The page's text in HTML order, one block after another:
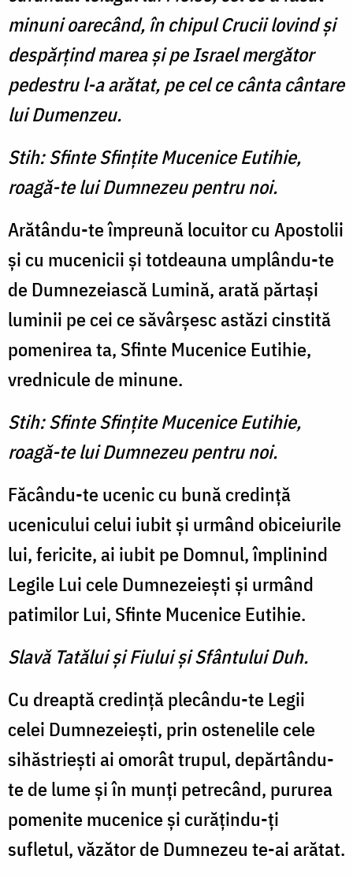
minuni oarecând, în chipul Crucii lovind şi
despărţind marea şi pe Israel mergător
pedestru l-a arătat, pe cel ce cânta cântare
lui Dumenzeu.
Stih: Sfinte Sfinţite Mucenice Eutihie,
roagă-te lui Dumnezeu pentru noi.
Arătându-te împreună locuitor cu Apostolii
şi cu mucenicii şi totdeauna umplându-te
de Dumnezeiască Lumină, arată părtaşi
luminii pe cei ce săvârşesc astăzi cinstită
pomenirea ta, Sfinte Mucenice Eutihie,
vrednicule de minune.
Stih: Sfinte Sfinţite Mucenice Eutihie,
roagă-te lui Dumnezeu pentru noi.
Făcându-te ucenic cu bună credinţă
ucenicului celui iubit şi urmând obiceiurile
lui, fericite, ai iubit pe Domnul, împlinind
Legile Lui cele Dumnezeieşti şi urmând
patimilor Lui, Sfinte Mucenice Eutihie.
Slavă Tatălui şi Fiului şi Sfântului Duh.
Cu dreaptă credinţă plecându-te Legii
celei Dumnezeieşti, prin ostenelile cele
sihăstrieşti ai omorât trupul, depărtându-
te de lume şi în munţi petrecând, pururea
pomenite mucenice şi curăţindu-ţi
sufletul, văzător de Dumnezeu te-ai arătat.